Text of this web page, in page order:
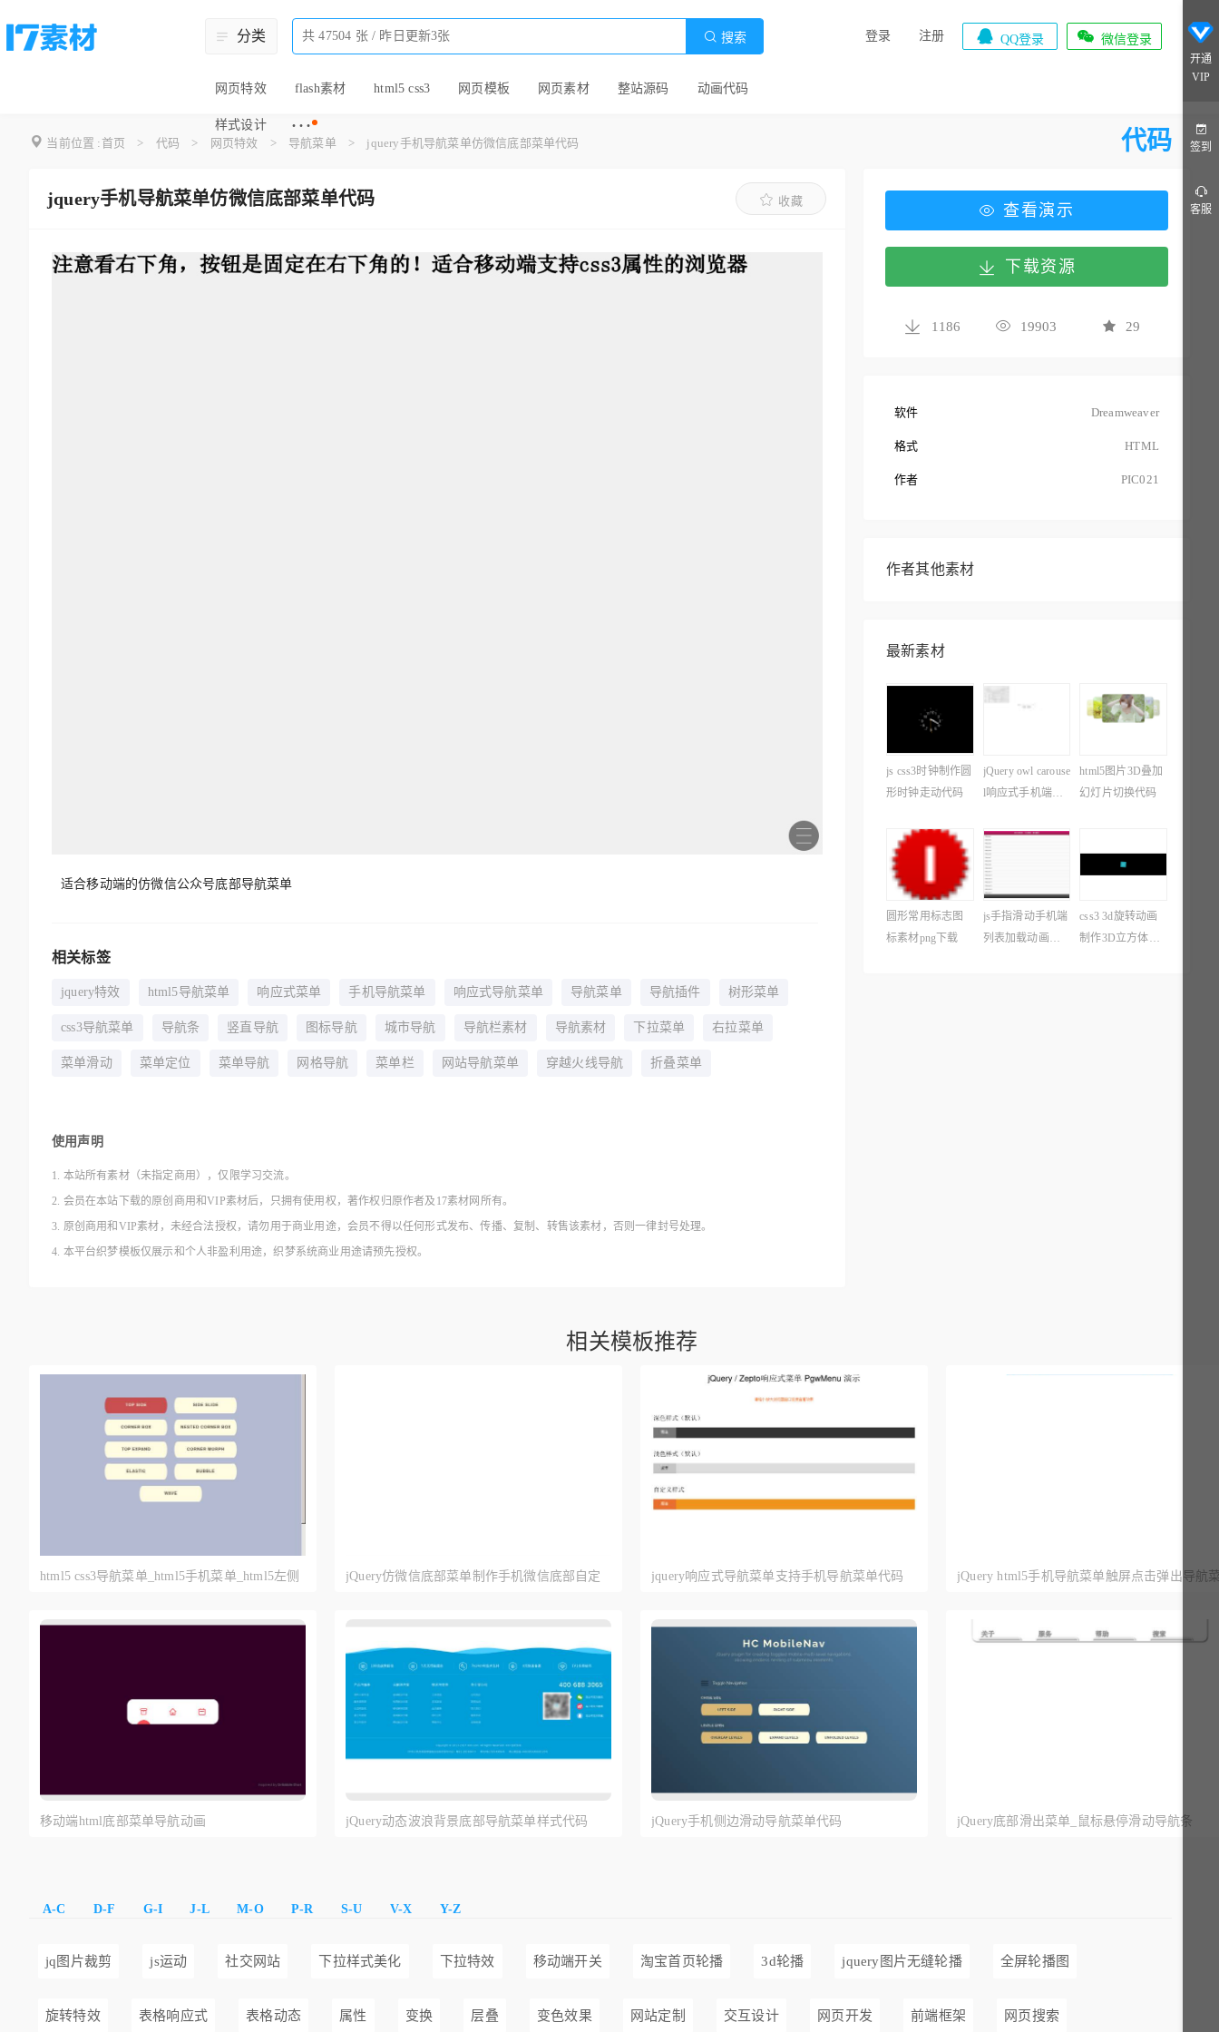
分类  搜索
网页特效 flash素材 html5 css3 网页模板 网页素材 整站源码 动画代码
样式设计 ···
登录 注册  QQ登录  微信登录
当前位置 :首页 > 代码 > 网页特效 > 导航菜单 > jquery手机导航菜单仿微信底部菜单代码 代码
jquery手机导航菜单仿微信底部菜单代码 收藏
适合移动端的仿微信公众号底部导航菜单
相关标签
jquery特效 html5导航菜单 响应式菜单 手机导航菜单 响应式导航菜单 导航菜单 导航插件 树形菜单
css3导航菜单 导航条 竖直导航 图标导航 城市导航 导航栏素材 导航素材 下拉菜单 右拉菜单
菜单滑动 菜单定位 菜单导航 网格导航 菜单栏 网站导航菜单 穿越火线导航 折叠菜单
使用声明
1. 本站所有素材（未指定商用），仅限学习交流。
2. 会员在本站下载的原创商用和VIP素材后，只拥有使用权，著作权归原作者及17素材网所有。
3. 原创商用和VIP素材，未经合法授权，请勿用于商业用途，会员不得以任何形式发布、传播、复制、转售该素材，否则一律封号处理。
4. 本平台织梦模板仅展示和个人非盈利用途，织梦系统商业用途请预先授权。
查看演示
下载资源
1186 19903 29
软件 Dreamweaver
格式 HTML
作者 PIC021
作者其他素材
最新素材
js css3时钟制作圆
形时钟走动代码
jQuery owl carouse
l响应式手机端图
html5图片3D叠加
幻灯片切换代码
圆形常用标志图
标素材png下载
js手指滑动手机端
列表加载动画效
css3 3d旋转动画
制作3D立方体旋
相关模板推荐
html5 css3导航菜单_html5手机菜单_html5左侧 jQuery仿微信底部菜单制作手机微信底部自定 jquery响应式导航菜单支持手机导航菜单代码 jQuery html5手机导航菜单触屏点击弹出导航
移动端html底部菜单导航动画 jQuery动态波浪背景底部导航菜单样式代码 jQuery手机侧边滑动导航菜单代码 jQuery底部滑出菜单_鼠标悬停滑动导航条
A-C D-F G-I J-L M-O P-R S-U V-X Y-Z
jq图片裁剪 js运动 社交网站 下拉样式美化 下拉特效 移动端开关 淘宝首页轮播 3d轮播 jquery图片无缝轮播 全屏轮播图
旋转特效 表格响应式 表格动态 属性 变换 层叠 变色效果 网站定制 交互设计 网页开发 前端框架 网页搜索
开通
VIP
签到
客服